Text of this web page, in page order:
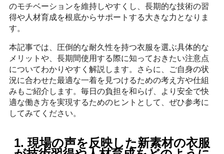
のモチベーションを維持しやすくし、長期的な技術の習
得や人材育成を根底からサポートする大きな力となりま
す。
本記事では、圧倒的な耐久性を持つ衣服を選ぶ具体的な
メリットや、長期間使用する際に知っておきたい注意点
についてわかりやすく解説します。さらに、ご自身の状
況に合わせた最適な一着を見つけるための考え方や仕組
みもご紹介します。毎日の負担を和らげ、より安全で快
適な働き方を実現するためのヒントとして、ぜひ参考に
してみてください。
1. 現場の声を反映した新素材の衣服